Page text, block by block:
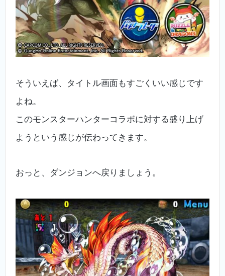
そういえば、タイトル画面もすごくいい感じです
よね。
このモンスターハンターコラボに対する盛り上げ
ようという感じが伝わってきます。
おっと、ダンジョンへ戻りましょう。